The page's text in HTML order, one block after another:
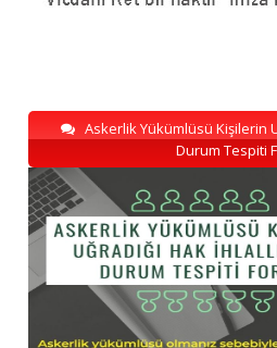
Askerlik Yükümlüsü Kişilerin
Durum Tespiti